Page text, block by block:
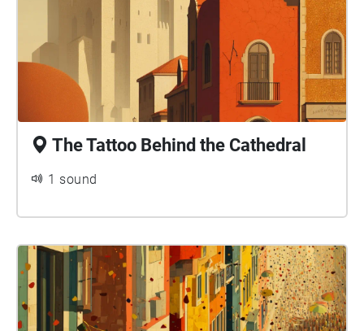
The Tattoo Behind the Cathedral
1 sound